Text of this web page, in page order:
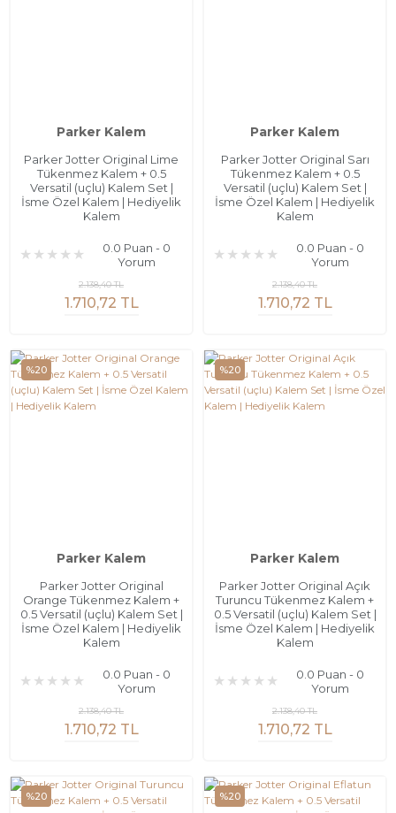
Parker Kalem
Parker Jotter Original Lime
Tükenmez Kalem + 0.5
Versatil (uçlu) Kalem Set |
İsme Özel Kalem | Hediyelik
Kalem
0.0 Puan - 0
Yorum
1.710,72 TL
2.138,40 TL
Parker Kalem
Parker Jotter Original Sarı
Tükenmez Kalem + 0.5
Versatil (uçlu) Kalem Set |
İsme Özel Kalem | Hediyelik
Kalem
0.0 Puan - 0
Yorum
1.710,72 TL
2.138,40 TL
%20
Parker Kalem
Parker Jotter Original
Orange Tükenmez Kalem +
0.5 Versatil (uçlu) Kalem Set |
İsme Özel Kalem | Hediyelik
Kalem
0.0 Puan - 0
Yorum
1.710,72 TL
2.138,40 TL
%20
Parker Kalem
Parker Jotter Original Açık
Turuncu Tükenmez Kalem +
0.5 Versatil (uçlu) Kalem Set |
İsme Özel Kalem | Hediyelik
Kalem
0.0 Puan - 0
Yorum
1.710,72 TL
2.138,40 TL
%20 %20